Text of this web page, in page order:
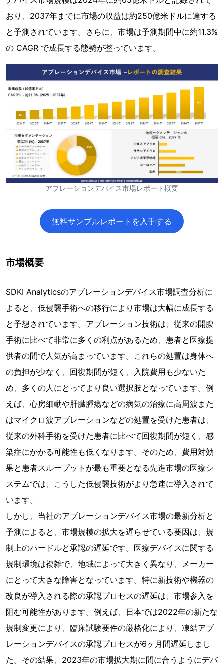
おり、2037年までに市場の収益は約250億米ドルに達する
と予測されています。さらに、市場は予測期間中に約11.3%
の CAGR で成長する態勢が整っています。
アブレーションデバイス市場レポート概要
無料サンプルレポートを入手する
市場概要
SDKI Analyticsのアブレーションデバイス市場調査分析に
よると、低侵襲手術への移行により市場は大幅に成長する
と予想されています。アブレーション技術は、従来の開腹
手術に比べて非常に多くの利点があるため、患者と医療提
供者の間で人気が高まっています。これらの処置は身体へ
の負担が少なく、回復期間が短く、入院費用も少ないた
め、多くの人にとってより良い選択肢となっています。例
えば、心房細動や肝臓腫瘍などの病気の治療に高周波また
はマイクロ波アブレーションなどの処置を受けた患者は、
従来の外科手術を受けた患者に比べて回復期間が短く、感
染症にかかる可能性も低くなります。そのため、費用対効
果と患者スループットが最も重要となる先進市場の医療シ
ステムでは、こうした低侵襲技術がより急速に導入されて
います。
しかし、当社のアブレーションデバイス市場の最新分析と
予測によると、市場規模の拡大を遅らせている要因は、規
制上のハードルと承認の遅延です。医療デバイスに関する
規制環境は複雑で、地域によって大きく異なり、メーカー
にとって大きな障害となっています。特に新技術や機器の
改良が導入される際の承認プロセスの遅延は、市場参入を
阻む可能性があります。例えば、日本では2022年の新たな
規制変更により、臨床試験要件の厳格化により、凍結アブ
レーションデバイスの承認プロセスが6ヶ月間遅延しまし
た。その結果、2023年の市場拡大期に間に合うようにデバ